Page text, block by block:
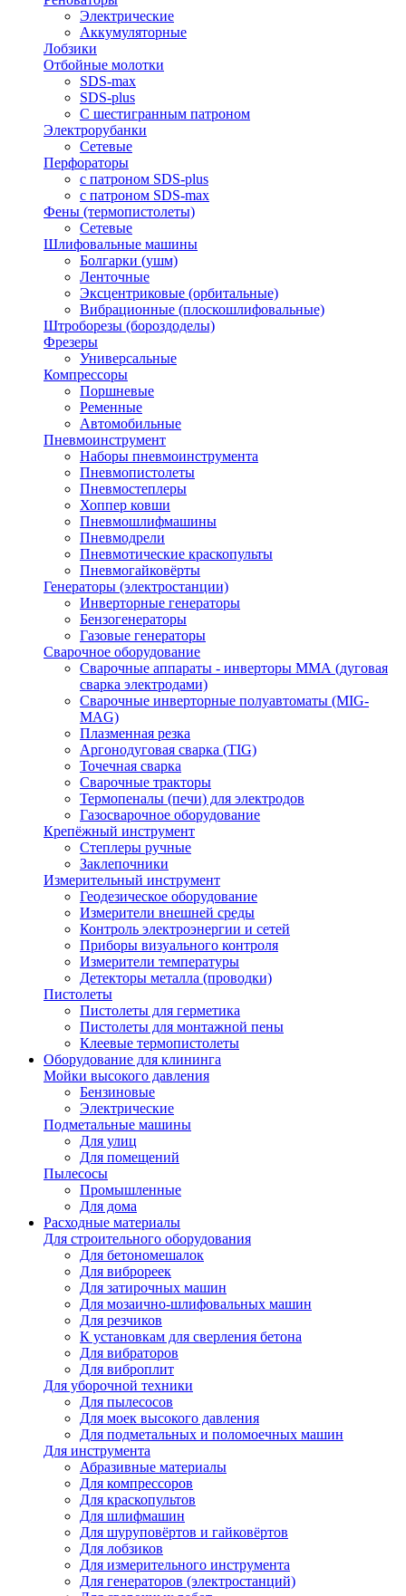
Электрические
Аккумуляторные
Лобзики
Отбойные молотки
SDS-max
SDS-plus
С шестигранным патроном
Электрорубанки
Сетевые
Перфораторы
с патроном SDS-plus
с патроном SDS-max
Фены (термопистолеты)
Сетевые
Шлифовальные машины
Болгарки (ушм)
Ленточные
Эксцентриковые (орбитальные)
Вибрационные (плоскошлифовальные)
Штроборезы (бороздоделы)
Фрезеры
Универсальные
Компрессоры
Поршневые
Ременные
Автомобильные
Пневмоинструмент
Наборы пневмоинструмента
Пневмопистолеты
Пневмостеплеры
Хоппер ковши
Пневмошлифмашины
Пневмодрели
Пневмотические краскопульты
Пневмогайковёрты
Генераторы (электростанции)
Инверторные генераторы
Бензогенераторы
Газовые генераторы
Сварочное оборудование
Сварочные аппараты - инверторы ММА (дуговая
сварка электродами)
Сварочные инверторные полуавтоматы (MIG-
MAG)
Плазменная резка
Аргонодуговая сварка (TIG)
Точечная сварка
Сварочные тракторы
Термопеналы (печи) для электродов
Газосварочное оборудование
Крепёжный инструмент
Степлеры ручные
Заклепочники
Измерительный инструмент
Геодезическое оборудование
Измерители внешней среды
Контроль электроэнергии и сетей
Приборы визуального контроля
Измерители температуры
Детекторы металла (проводки)
Пистолеты
Пистолеты для герметика
Пистолеты для монтажной пены
Клеевые термопистолеты
Оборудование для клининга
Мойки высокого давления
Бензиновые
Электрические
Подметальные машины
Для улиц
Для помещений
Пылесосы
Промышленные
Для дома
Расходные материалы
Для строительного оборудования
Для бетономешалок
Для виброреек
Для затирочных машин
Для мозаично-шлифовальных машин
Для резчиков
К установкам для сверления бетона
Для вибраторов
Для виброплит
Для уборочной техники
Для пылесосов
Для моек высокого давления
Для подметальных и поломоечных машин
Для инструмента
Абразивные материалы
Для компрессоров
Для краскопультов
Для шлифмашин
Для шуруповёртов и гайковёртов
Для лобзиков
Для измерительного инструмента
Для генераторов (электростанций)